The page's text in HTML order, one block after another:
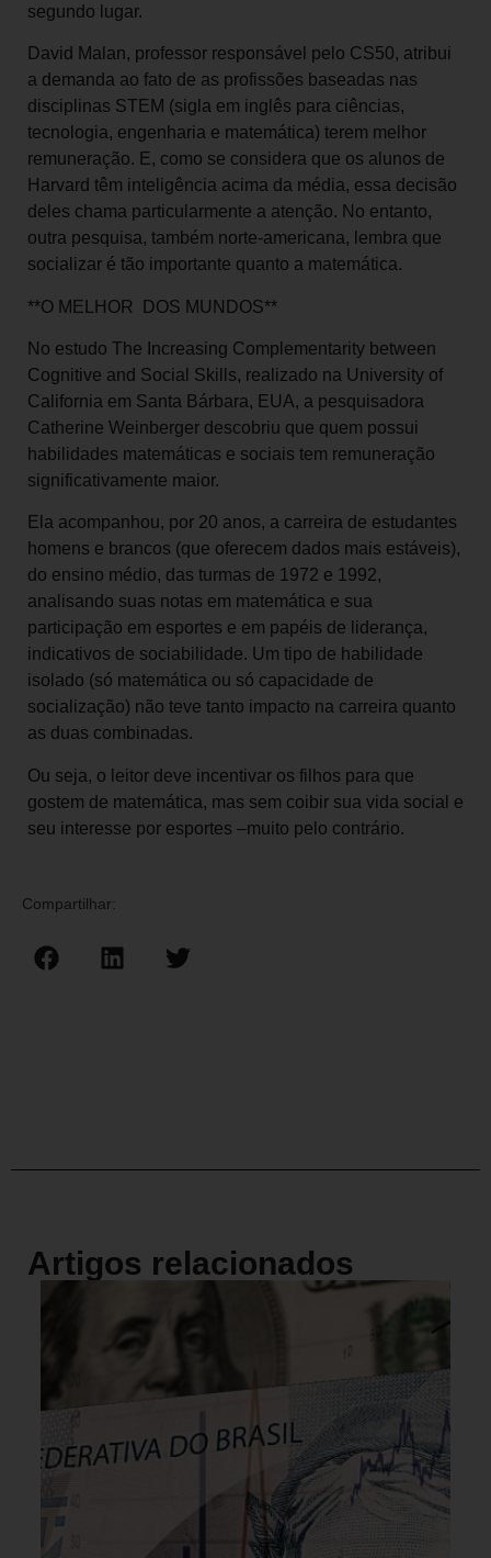
segundo lugar.
David Malan, professor responsável pelo CS50, atribui
a demanda ao fato de as profissões baseadas nas
disciplinas STEM (sigla em inglês para ciências,
tecnologia, engenharia e matemática) terem melhor
remuneração. E, como se considera que os alunos de
Harvard têm inteligência acima da média, essa decisão
deles chama particularmente a atenção. No entanto,
outra pesquisa, também norte-americana, lembra que
socializar é tão importante quanto a matemática.
**O MELHOR DOS MUNDOS**
No estudo The Increasing Complementarity between
Cognitive and Social Skills, realizado na University of
California em Santa Bárbara, EUA, a pesquisadora
Catherine Weinberger descobriu que quem possui
habilidades matemáticas e sociais tem remuneração
significativamente maior.
Ela acompanhou, por 20 anos, a carreira de estudantes
homens e brancos (que oferecem dados mais estáveis),
do ensino médio, das turmas de 1972 e 1992,
analisando suas notas em matemática e sua
participação em esportes e em papéis de liderança,
indicativos de sociabilidade. Um tipo de habilidade
isolado (só matemática ou só capacidade de
socialização) não teve tanto impacto na carreira quanto
as duas combinadas.
Ou seja, o leitor deve incentivar os filhos para que
gostem de matemática, mas sem coibir sua vida social e
seu interesse por esportes –muito pelo contrário.
Compartilhar:
Artigos relacionados